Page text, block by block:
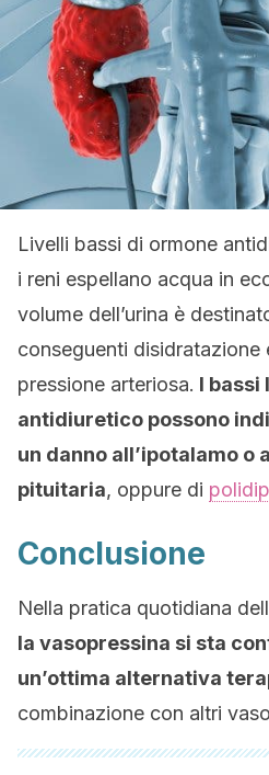
Livelli bassi di ormone
i reni espellano acqua in
volume dell’urina è
conseguenti disidratazione
pressione arteriosa. I bassi
antidiuretico possono
un danno all’ipotalamo o
pituitaria, oppure di
Conclusione
Nella pratica quotidiana
la vasopressina si sta
un’ottima alternativa
combinazione con altri